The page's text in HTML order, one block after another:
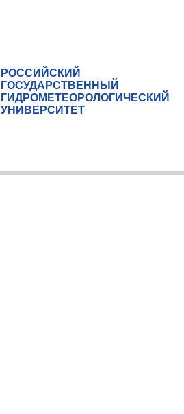
РОССИЙСКИЙ
ГОСУДАРСТВЕННЫЙ
ГИДРОМЕТЕОРОЛОГИЧЕСКИЙ
УНИВЕРСИТЕТ